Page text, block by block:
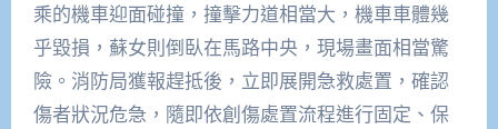
乘的機車迎面碰撞，撞擊力道相當大，機車車體幾
乎毀損，蘇女則倒臥在馬路中央，現場畫面相當驚
險。消防局獲報趕抵後，立即展開急救處置，確認
傷者狀況危急，隨即依創傷處置流程進行固定、保